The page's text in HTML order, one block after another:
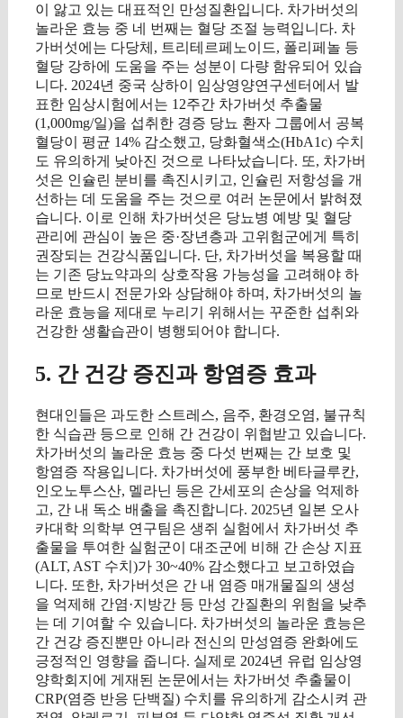
이 앓고 있는 대표적인 만성질환입니다. 차가버섯의
놀라운 효능 중 네 번째는 혈당 조절 능력입니다. 차
가버섯에는 다당체, 트리테르페노이드, 폴리페놀 등
혈당 강하에 도움을 주는 성분이 다량 함유되어 있습
니다. 2024년 중국 상하이 임상영양연구센터에서 발
표한 임상시험에서는 12주간 차가버섯 추출물
(1,000mg/일)을 섭취한 경증 당뇨 환자 그룹에서 공복
혈당이 평균 14% 감소했고, 당화혈색소(HbA1c) 수치
도 유의하게 낮아진 것으로 나타났습니다. 또, 차가버
섯은 인슐린 분비를 촉진시키고, 인슐린 저항성을 개
선하는 데 도움을 주는 것으로 여러 논문에서 밝혀졌
습니다. 이로 인해 차가버섯은 당뇨병 예방 및 혈당
관리에 관심이 높은 중·장년층과 고위험군에게 특히
권장되는 건강식품입니다. 단, 차가버섯을 복용할 때
는 기존 당뇨약과의 상호작용 가능성을 고려해야 하
므로 반드시 전문가와 상담해야 하며, 차가버섯의 놀
라운 효능을 제대로 누리기 위해서는 꾸준한 섭취와
건강한 생활습관이 병행되어야 합니다.
5. 간 건강 증진과 항염증 효과
현대인들은 과도한 스트레스, 음주, 환경오염, 불규칙
한 식습관 등으로 인해 간 건강이 위협받고 있습니다.
차가버섯의 놀라운 효능 중 다섯 번째는 간 보호 및
항염증 작용입니다. 차가버섯에 풍부한 베타글루칸,
인오노투스산, 멜라닌 등은 간세포의 손상을 억제하
고, 간 내 독소 배출을 촉진합니다. 2025년 일본 오사
카대학 의학부 연구팀은 생쥐 실험에서 차가버섯 추
출물을 투여한 실험군이 대조군에 비해 간 손상 지표
(ALT, AST 수치)가 30~40% 감소했다고 보고하였습
니다. 또한, 차가버섯은 간 내 염증 매개물질의 생성
을 억제해 간염·지방간 등 만성 간질환의 위험을 낮추
는 데 기여할 수 있습니다. 차가버섯의 놀라운 효능은
간 건강 증진뿐만 아니라 전신의 만성염증 완화에도
긍정적인 영향을 줍니다. 실제로 2024년 유럽 임상영
양학회지에 게재된 논문에서는 차가버섯 추출물이
CRP(염증 반응 단백질) 수치를 유의하게 감소시켜 관